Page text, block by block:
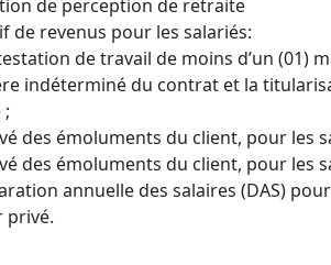
de perception de retraite
de revenus pour les salariés:
de travail de moins d’un (01)
indéterminé du contrat et la
;
des émoluments du client, pour les
des émoluments du client, pour les
annuelle des salaires (DAS)
privé.